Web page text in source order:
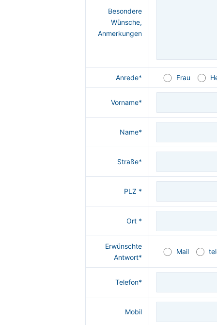
Besondere
Wünsche,
Anmerkungen
Anrede* Frau
Vorname*
Name*
Straße*
PLZ *
Ort *
Erwünschte
Antwort*
Mail
Telefon*
Mobil